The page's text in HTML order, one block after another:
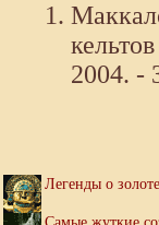
2004. -
Легенды о